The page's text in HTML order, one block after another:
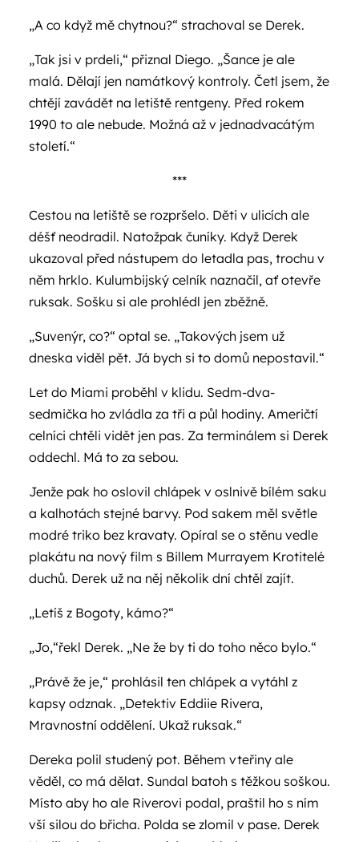
„A co když mě chytnou?“ strachoval se Derek.
„Tak jsi v prdeli,“ přiznal Diego. „Šance je ale
malá. Dělají jen namátkový kontroly. Četl jsem, že
chtějí zavádět na letiště rentgeny. Před rokem
1990 to ale nebude. Možná až v jednadvacátým
století.“
***
Cestou na letiště se rozpršelo. Děti v ulicích ale
déšť neodradil. Natožpak čuníky. Když Derek
ukazoval před nástupem do letadla pas, trochu v
něm hrklo. Kulumbijský celník naznačil, ať otevře
ruksak. Sošku si ale prohlédl jen zběžně.
„Suvenýr, co?“ optal se. „Takových jsem už
dneska viděl pět. Já bych si to domů nepostavil.“
Let do Miami proběhl v klidu. Sedm-dva-
sedmička ho zvládla za tři a půl hodiny. Američtí
celníci chtěli vidět jen pas. Za terminálem si Derek
oddechl. Má to za sebou.
Jenže pak ho oslovil chlápek v oslnivě bílém saku
a kalhotách stejné barvy. Pod sakem měl světle
modré triko bez kravaty. Opíral se o stěnu vedle
plakátu na nový film s Billem Murrayem Krotitelé
duchů. Derek už na něj několik dní chtěl zajít.
„Letíš z Bogoty, kámo?“
„Jo,“řekl Derek. „Ne že by ti do toho něco bylo.“
„Právě že je,“ prohlásil ten chlápek a vytáhl z
kapsy odznak. „Detektiv Eddiie Rivera,
Mravnostní oddělení. Ukaž ruksak.“
Dereka polil studený pot. Během vteřiny ale
věděl, co má dělat. Sundal batoh s těžkou soškou.
Místo aby ho ale Riverovi podal, praštil ho s ním
vší silou do břicha. Polda se zlomil v pase. Derek